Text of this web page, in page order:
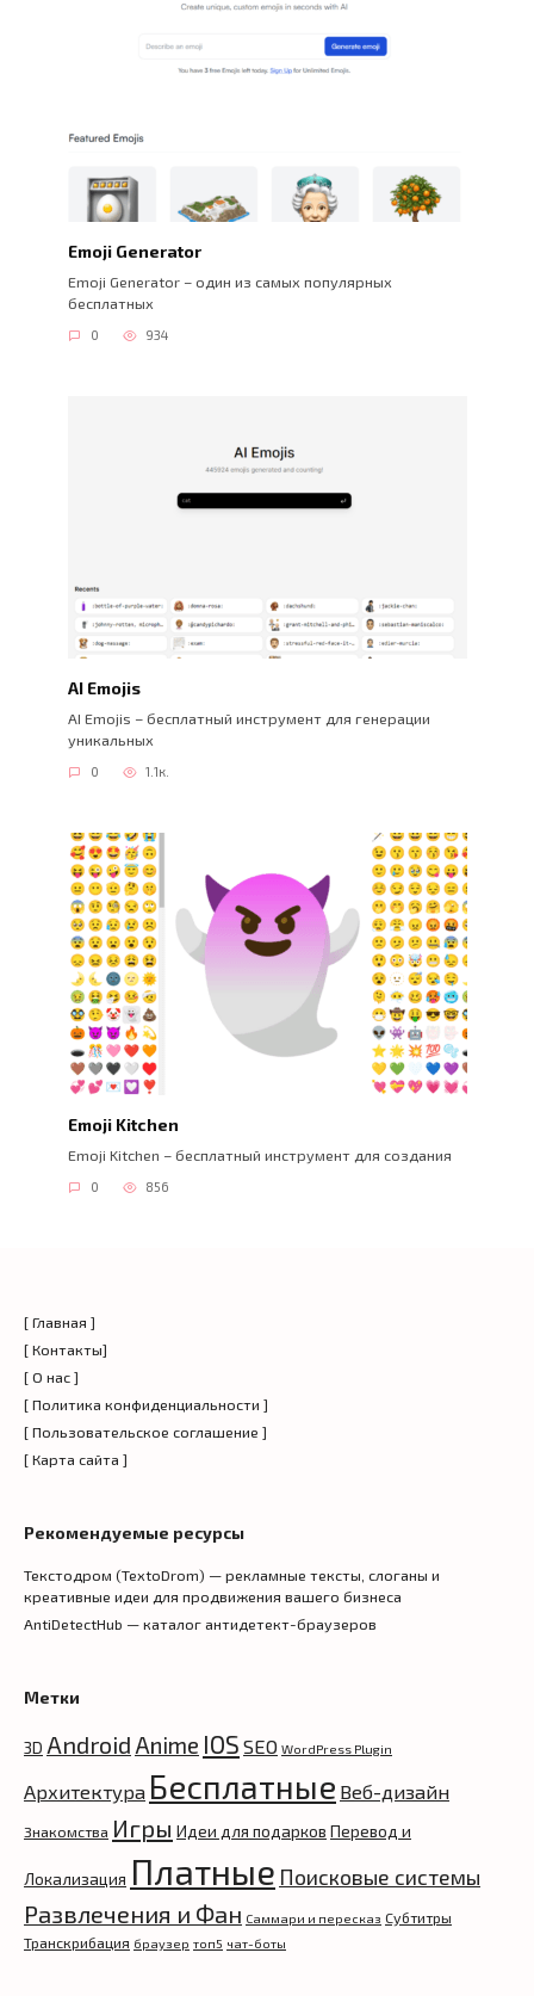
Emoji Generator
Emoji Generator – один из самых популярных
бесплатных
0 934
AI Emojis
AI Emojis – бесплатный инструмент для генерации
уникальных
0 1.1к.
Emoji Kitchen
Emoji Kitchen – бесплатный инструмент для создания
0 856
[ Главная ]
[ Контакты]
[ О нас ]
[ Политика конфиденциальности ]
[ Пользовательское соглашение ]
[ Карта сайта ]
Рекомендуемые ресурсы
Текстодром (TextoDrom) — рекламные тексты, слоганы и
креативные идеи для продвижения вашего бизнеса
AntiDetectHub — каталог антидетект-браузеров
Метки
3D Android Anime IOS SEO WordPress Plugin
Архитектура Бесплатные Веб-дизайн
Знакомства Игры Идеи для подарков Перевод и
Локализация Платные Поисковые системы
Развлечения и Фан Саммари и пересказ Субтитры
Транскрибация браузер топ5 чат-боты